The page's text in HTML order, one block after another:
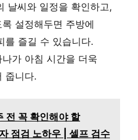
날씨와 일정을 확인하고,
설정해두면 주방에
를 즐길 수 있습니다.
가 아침 시간을 더욱
줍니다.
전 꼭 확인해야 할
점검 노하우 | 셀프 검수